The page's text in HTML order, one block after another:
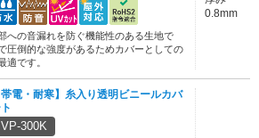
への音漏れを防ぐ機能性のある生地で
圧倒的な強度があるためカバーとしての
適です。
0.8mm
帯電・耐寒】糸入り透明ビニールカバ
300K